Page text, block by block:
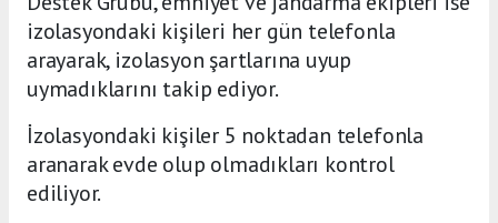
izolasyondaki kişileri her gün telefonla
arayarak, izolasyon şartlarına uyup
uymadıklarını takip ediyor.
İzolasyondaki kişiler 5 noktadan telefonla
aranarak evde olup olmadıkları kontrol
ediliyor.